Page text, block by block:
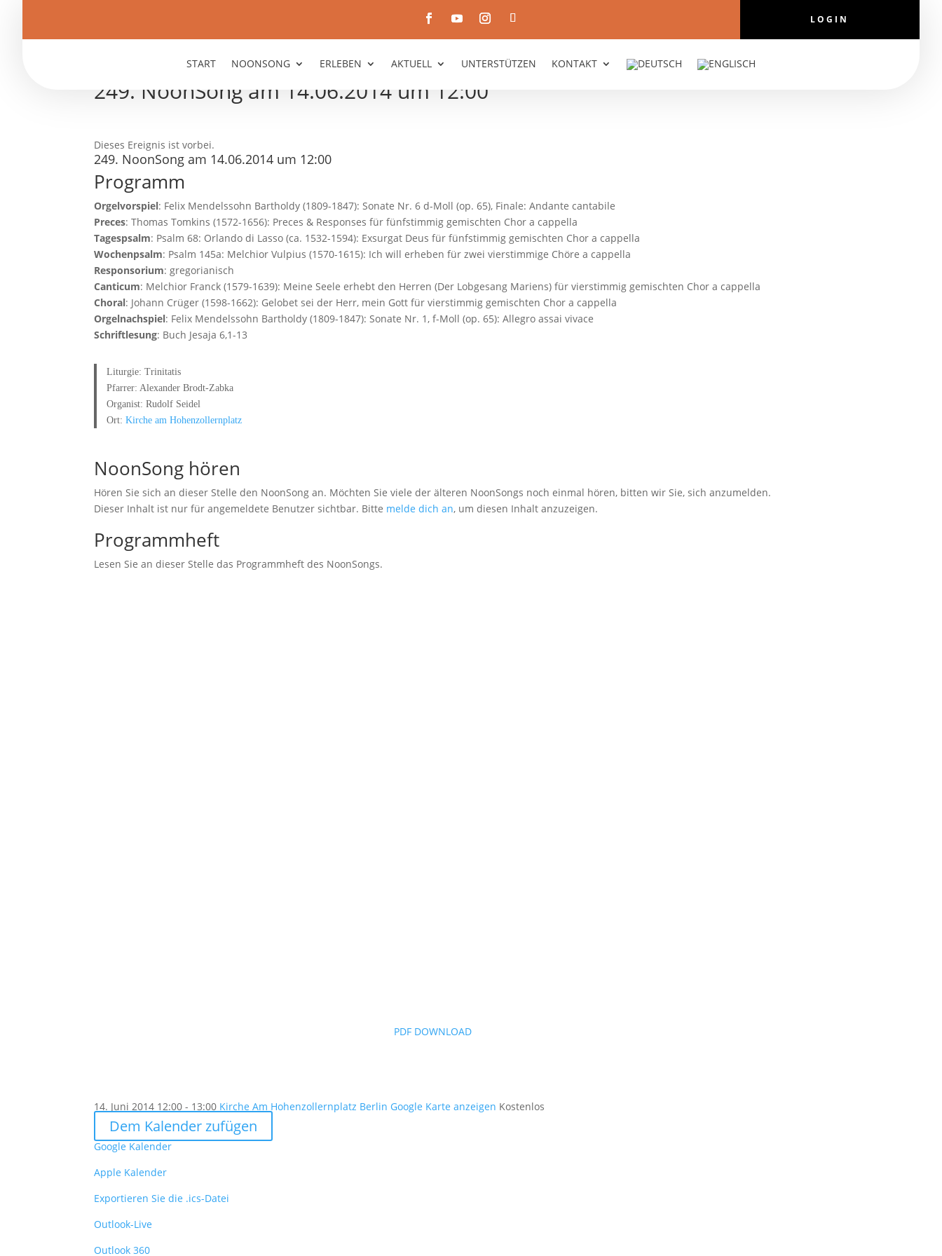
LOGIN
START NOONSONG ERLEBEN AKTUELL UNTERSTÜTZEN KONTAKT
249. NoonSong am 14.06.2014 um 12:00
Dieses Ereignis ist vorbei.
249. NoonSong am 14.06.2014 um 12:00
Programm
Orgelvorspiel: Felix Mendelssohn Bartholdy (1809-1847): Sonate Nr. 6 d-Moll (op. 65), Finale: Andante cantabile
Preces: Thomas Tomkins (1572-1656): Preces & Responses für fünfstimmig gemischten Chor a cappella
Tagespsalm: Psalm 68: Orlando di Lasso (ca. 1532-1594): Exsurgat Deus für fünfstimmig gemischten Chor a cappella
Wochenpsalm: Psalm 145a: Melchior Vulpius (1570-1615): Ich will erheben für zwei vierstimmige Chöre a cappella
Responsorium: gregorianisch
Canticum: Melchior Franck (1579-1639): Meine Seele erhebt den Herren (Der Lobgesang Mariens) für vierstimmig gemischten Chor a cappella
Choral: Johann Crüger (1598-1662): Gelobet sei der Herr, mein Gott für vierstimmig gemischten Chor a cappella
Orgelnachspiel: Felix Mendelssohn Bartholdy (1809-1847): Sonate Nr. 1, f-Moll (op. 65): Allegro assai vivace
Schriftlesung: Buch Jesaja 6,1-13
Liturgie: Trinitatis
Pfarrer: Alexander Brodt-Zabka
Organist: Rudolf Seidel
Ort: Kirche am Hohenzollernplatz
NoonSong hören
Hören Sie sich an dieser Stelle den NoonSong an. Möchten Sie viele der älteren NoonSongs noch einmal hören, bitten wir Sie, sich anzumelden.
Dieser Inhalt ist nur für angemeldete Benutzer sichtbar. Bitte melde dich an, um diesen Inhalt anzuzeigen.
Programmheft
Lesen Sie an dieser Stelle das Programmheft des NoonSongs.
PDF DOWNLOAD
14. Juni 2014 12:00 - 13:00 Kirche Am Hohenzollernplatz Berlin Google Karte anzeigen Kostenlos
Dem Kalender zufügen
Google Kalender
Apple Kalender
Exportieren Sie die .ics-Datei
Outlook-Live
Outlook 360